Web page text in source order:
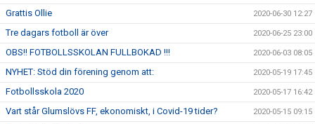
Grattis Ollie 2020-06-30 12:27
Tre dagars fotboll är över 2020-06-25 23:00
OBS!! FOTBOLLSSKOLAN FULLBOKAD !!! 2020-06-03 08:05
NYHET: Stöd din förening genom att: 2020-05-19 17:45
Fotbollsskola 2020 2020-05-17 16:42
Vart står Glumslövs FF, ekonomiskt, i Covid-19 tider? 2020-05-15 09:15